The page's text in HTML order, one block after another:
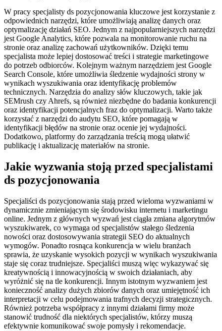
W pracy specjalisty ds pozycjonowania kluczowe jest korzystanie z
odpowiednich narzędzi, które umożliwiają analizę danych oraz
optymalizację działań SEO. Jednym z najpopularniejszych narzędzi
jest Google Analytics, które pozwala na monitorowanie ruchu na
stronie oraz analizę zachowań użytkowników. Dzięki temu
specjalista może lepiej dostosować treści i strategie marketingowe
do potrzeb odbiorców. Kolejnym ważnym narzędziem jest Google
Search Console, które umożliwia śledzenie wydajności strony w
wynikach wyszukiwania oraz identyfikację problemów
technicznych. Narzędzia do analizy słów kluczowych, takie jak
SEMrush czy Ahrefs, są również niezbędne do badania konkurencji
oraz identyfikacji potencjalnych fraz do optymalizacji. Warto także
korzystać z narzędzi do audytu SEO, które pomagają w
identyfikacji błędów na stronie oraz ocenie jej wydajności.
Dodatkowo, platformy do zarządzania treścią mogą ułatwić
publikację i aktualizację materiałów na stronie.
Jakie wyzwania stoją przed specjalistami
ds pozycjonowania
Specjaliści ds pozycjonowania stają przed wieloma wyzwaniami w
dynamicznie zmieniającym się środowisku internetu i marketingu
online. Jednym z głównych wyzwań jest ciągła zmiana algorytmów
wyszukiwarek, co wymaga od specjalistów stałego śledzenia
nowości oraz dostosowywania strategii SEO do aktualnych
wymogów. Ponadto rosnąca konkurencja w wielu branżach
sprawia, że uzyskanie wysokich pozycji w wynikach wyszukiwania
staje się coraz trudniejsze. Specjaliści muszą więc wykazywać się
kreatywnością i innowacyjnością w swoich działaniach, aby
wyróżnić się na tle konkurencji. Innym istotnym wyzwaniem jest
konieczność analizy dużych zbiorów danych oraz umiejętność ich
interpretacji w celu podejmowania trafnych decyzji strategicznych.
Również potrzeba współpracy z innymi działami firmy może
stanowić trudność dla niektórych specjalistów, którzy muszą
efektywnie komunikować swoje pomysły i rekomendacje.